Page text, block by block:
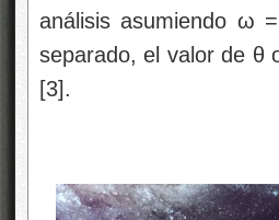
análisis asumiendo ω
separado, el valor de θ
[3].